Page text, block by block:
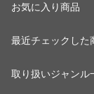
お気に入り商品
最近チェックした
取り扱いジャンル